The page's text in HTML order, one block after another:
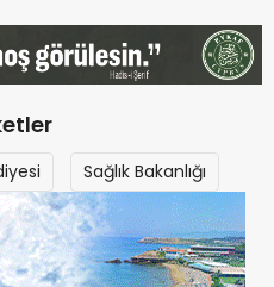
Sağlık Bakanlığı